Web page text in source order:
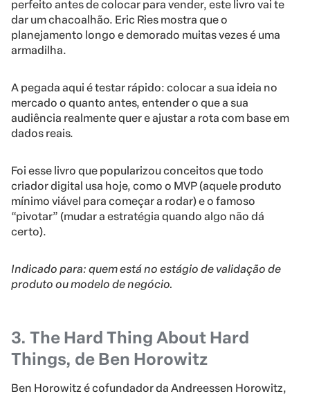
perfeito antes de colocar para vender, este livro vai te
dar um chacoalhão. Eric Ries mostra que o
planejamento longo e demorado muitas vezes é uma
armadilha.
A pegada aqui é testar rápido: colocar a sua ideia no
mercado o quanto antes, entender o que a sua
audiência realmente quer e ajustar a rota com base em
dados reais.
Foi esse livro que popularizou conceitos que todo
criador digital usa hoje, como o MVP (aquele produto
mínimo viável para começar a rodar) e o famoso
“pivotar” (mudar a estratégia quando algo não dá
certo).
Indicado para: quem está no estágio de validação de
produto ou modelo de negócio.
3. The Hard Thing About Hard
Things, de Ben Horowitz
Ben Horowitz é cofundador da Andreessen Horowitz,